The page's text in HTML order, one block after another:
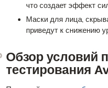
что создает эффект
Маски для лица,
приведут к снижению
Обзор условий
тестирования